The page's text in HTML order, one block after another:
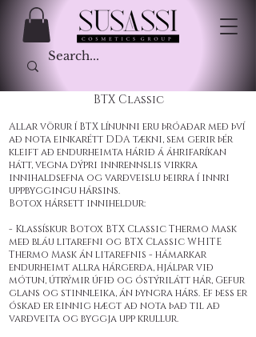
BTX Classic
Allar vörur í BTX línunni eru þróaðar með því
að nota einkarétt DDA tækni, sem gerir þér
kleift að endurheimta hárið á áhrifaríkan
hátt, vegna dýpri innrennslis virkra
innihaldsefna og varðveislu þeirra í innri
uppbyggingu hársins.
Botox hársett inniheldur:
- Klassískur Botox BTX Classic Thermo Mask
með bláu litarefni og BTX Classic WHITE
Thermo Mask án litarefnis - hámarkar
endurheimt allra hárgerða, hjálpar við
mótun, útrýmir úfið og óstýrilátt hár, Gefur
glans og stinnleika, án þyngra hárs. Ef þess er
óskað er einnig hægt að nota það til að
varðveita og byggja upp krullur.